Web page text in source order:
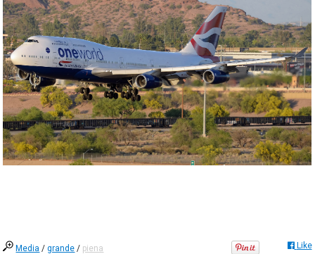
Media /grande / piena Like